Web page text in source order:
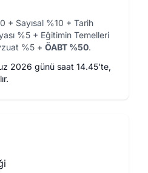
+ Sayısal %10 + Tarih
%5 + Eğitimin Temelleri
%5 + ÖABT %50.
2026 günü saat 14.45'te,